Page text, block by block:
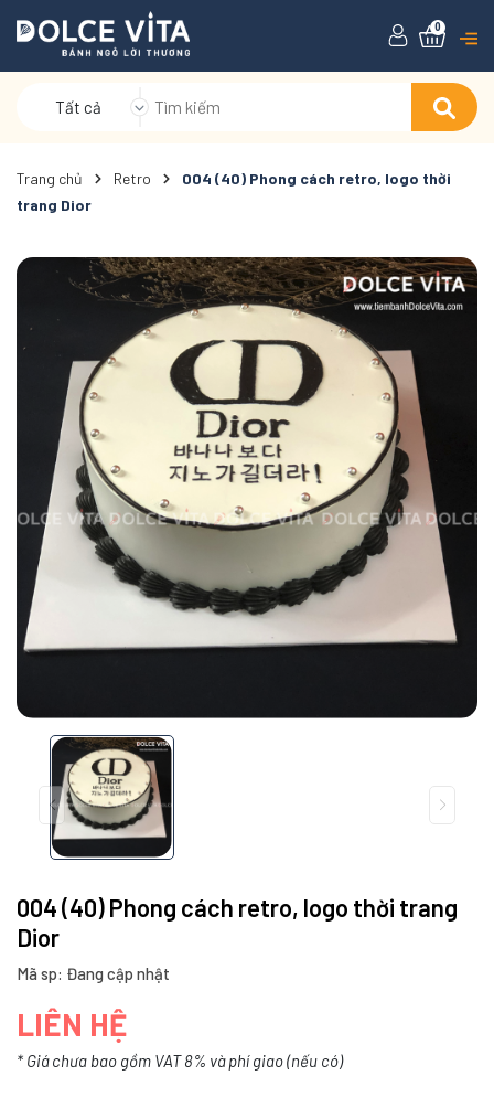
Tất cả
0
Trang chủ Retro
004 (40) Phong cách retro, logo thời
trang Dior
004 (40) Phong cách retro, logo thời trang
Dior
Mã sp: Đang cập nhật
LIÊN HỆ
* Giá chưa bao gồm VAT 8% và phí giao (nếu có)